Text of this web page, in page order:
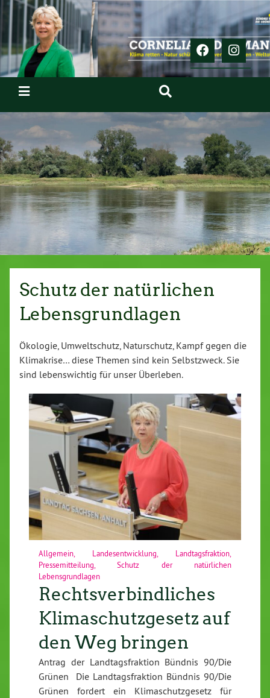
Schutz der natürlichen
Lebensgrundlagen
Ökologie, Umweltschutz, Naturschutz, Kampf gegen die
Klimakrise… diese Themen sind kein Selbstzweck. Sie
sind lebenswichtig für unser Überleben.
Allgemein Landesentwicklung Landtagsfraktion
Pressemitteilung ,Schutz der natürlichen
Lebensgrundlagen
Rechtsverbindliches
Klimaschutzgesetz auf
den Weg bringen
Antrag der Landtagsfraktion Bündnis 90/Die
Grünen Die Landtagsfraktion Bündnis 90/Die
Grünen fordert ein Klimaschutzgesetz für